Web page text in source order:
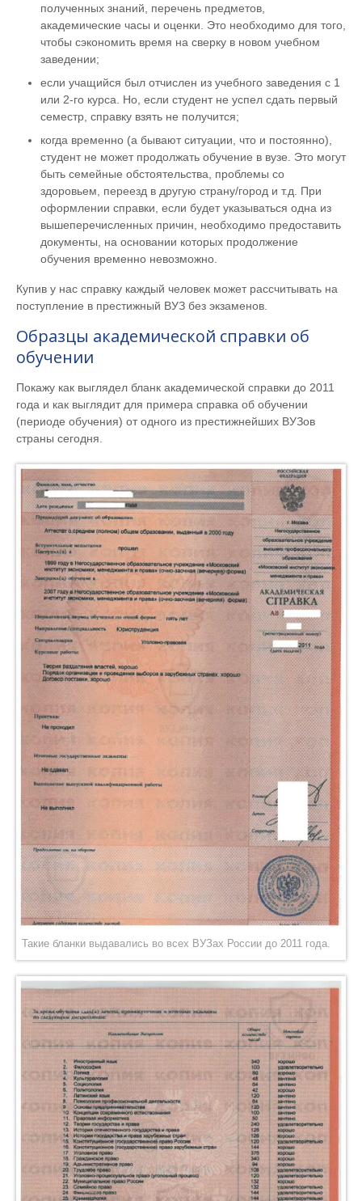
полученных знаний, перечень предметов,
академические часы и оценки. Это необходимо для того,
чтобы сэкономить время на сверку в новом учебном
заведении;
если учащийся был отчислен из учебного заведения с 1
или 2-го курса. Но, если студент не успел сдать первый
семестр, справку взять не получится;
когда временно (а бывают ситуации, что и постоянно),
студент не может продолжать обучение в вузе. Это могут
быть семейные обстоятельства, проблемы со
здоровьем, переезд в другую страну/город и т.д. При
оформлении справки, если будет указываться одна из
вышеперечисленных причин, необходимо предоставить
документы, на основании которых продолжение
обучения временно невозможно.
Купив у нас справку каждый человек может рассчитывать на
поступление в престижный ВУЗ без экзаменов.
Образцы академической справки об
обучении
Покажу как выглядел бланк академической справки до 2011
года и как выглядит для примера справка об обучении
(периоде обучения) от одного из престижнейших ВУЗов
страны сегодня.
Такие бланки выдавались во всех ВУЗах России до 2011 года.